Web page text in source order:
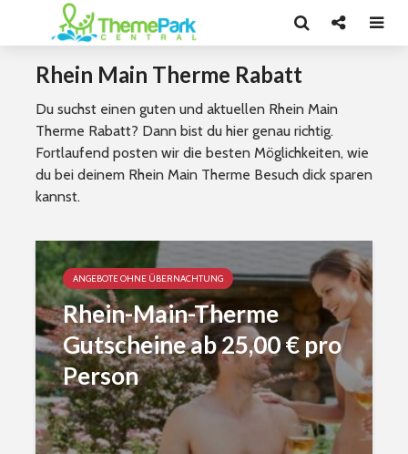
Rhein Main Therme Rabatt
Du suchst einen guten und aktuellen Rhein Main
Therme Rabatt? Dann bist du hier genau richtig.
Fortlaufend posten wir die besten Möglichkeiten, wie
du bei deinem Rhein Main Therme Besuch dick sparen
kannst.
ANGEBOTE OHNE ÜBERNACHTUNG
Rhein-Main-Therme
Gutscheine ab 25,00 € pro
Person